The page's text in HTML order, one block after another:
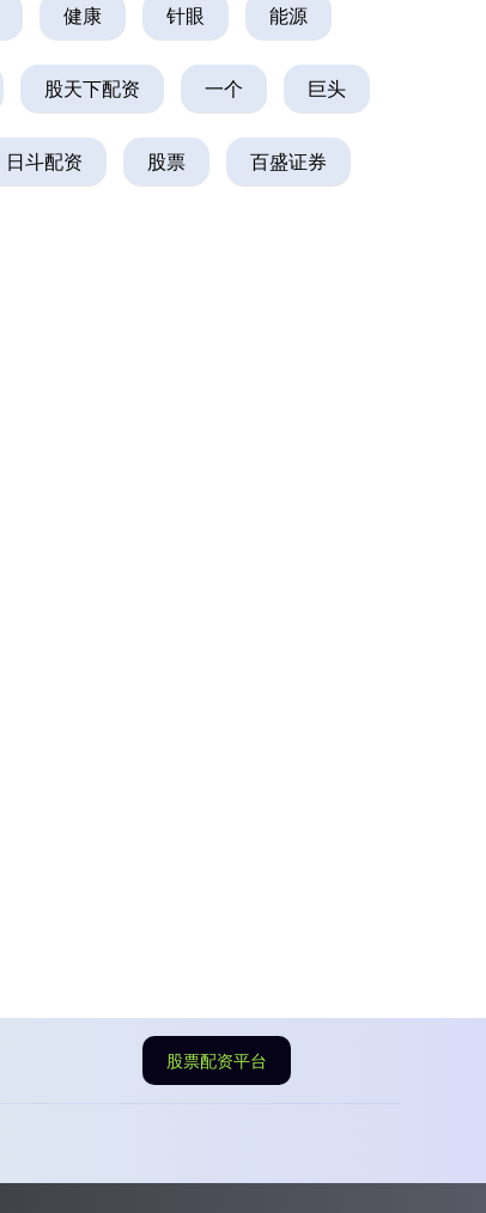
健康 针眼 能源
股天下配资 一个 巨头
日斗配资 股票 百盛证券
股票配资平台